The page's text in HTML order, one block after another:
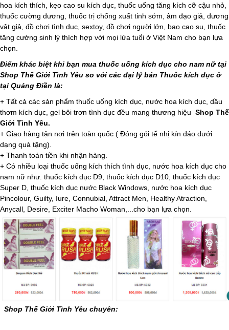
hoa kích thích, kẹo cao su kích dục, thuốc uống tăng kích cỡ cậu nhỏ,
thuốc cường dương, thuốc trị chống xuất tinh sớm, âm đạo giả, dương
vật giả, đồ chơi tình dục, sextoy, đồ chơi người lớn, bao cao su, thuốc
tăng cường sinh lý thích hợp với mọi lứa tuổi ở Việt Nam cho bạn lựa
chọn.
Điểm khác biệt khi bạn mua thuốc uống kích dục cho nam nữ tại
Shop Thế Giới Tình Yêu so với các đại lý bán Thuốc kích dục ở
tại Quảng Điền là:
+ Tất cả các sản phẩm thuốc uống kích dục, nước hoa kích dục, dầu
thơm kích dục, gel bôi trơn tình dục đều mang thương hiệu Shop Thế
Giới Tình Yêu.
+ Giao hàng tận nơi trên toàn quốc ( Đóng gói tế nhị kín đáo dưới
dạng quà tặng).
+ Thanh toán tiền khi nhận hàng.
+ Có nhiều loại thuốc uống kích thích tình dục, nước hoa kích dục cho
nam nữ như: thuốc kích dục D9, thuốc kích dục D10, thuốc kích dục
Super D, thuốc kích dục nước Black Windows, nước hoa kích dục
Pincolour, Guilty, Iure, Connubial, Attract Men, Healthy Atraction,
Anycall, Desire, Exciter Macho Woman,...cho bạn lựa chọn.
Shop Thế Giới Tình Yêu chuyên: